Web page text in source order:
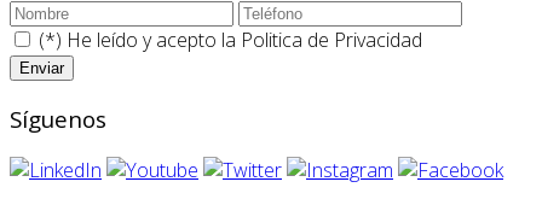
(*) He leído y acepto la Politica de Privacidad
Síguenos